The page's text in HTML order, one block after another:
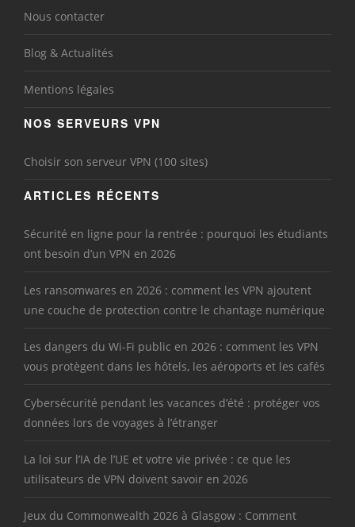
Nous contacter
Blog & Actualités
Mentions légales
NOS SERVEURS VPN
Choisir son serveur VPN (100 sites)
ARTICLES RÉCENTS
Sécurité en ligne pour la rentrée : pourquoi les étudiants
ont besoin d’un VPN en 2026
Les ransomwares en 2026 : comment les VPN ajoutent
une couche de protection contre le chantage numérique
Les dangers du Wi-Fi public en 2026 : comment les VPN
vous protègent dans les hôtels, les aéroports et les cafés
Cybersécurité pendant les vacances d’été : protéger vos
données lors de voyages à l’étranger
La loi sur l’IA de l’UE et votre vie privée : ce que les
utilisateurs de VPN doivent savoir en 2026
Jeux du Commonwealth 2026 à Glasgow : Comment